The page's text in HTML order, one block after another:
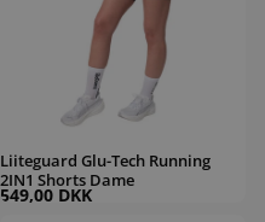
Liiteguard Glu-Tech Running
2IN1 Shorts Dame
549,00 DKK